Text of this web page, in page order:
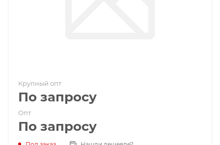
Крупный опт
По запросу
Опт
По запросу